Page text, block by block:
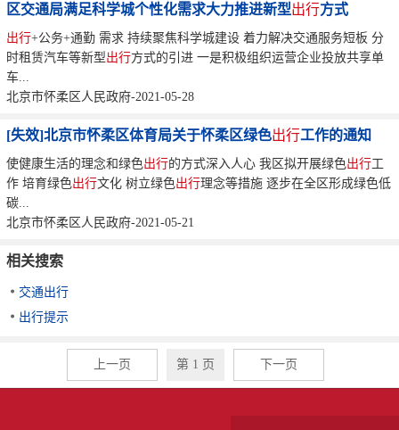
区交通局满足科学城个性化需求大力推进新型出行方式
出行+公务+通勤 需求 持续聚焦科学城建设 着力解决交通服务短板 分
时租赁汽车等新型出行方式的引进 一是积极组织运营企业投放共享单
车...
北京市怀柔区人民政府-2021-05-28
[失效]北京市怀柔区体育局关于怀柔区绿色出行工作的通知
使健康生活的理念和绿色出行的方式深入人心 我区拟开展绿色出行工
作 培育绿色出行文化 树立绿色出行理念等措施 逐步在全区形成绿色低
碳...
北京市怀柔区人民政府-2021-05-21
相关搜索
交通出行
出行提示
上一页 第 1 页 下一页